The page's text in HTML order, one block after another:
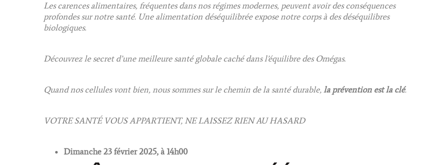
Les carences alimentaires, fréquentes dans nos régimes modernes, peuvent avoir des conséquences
profondes sur notre santé. Une alimentation déséquilibrée expose notre corps à des déséquilibres
biologiques.
Découvrez le secret d’une meilleure santé globale caché dans l’équilibre des Omégas.
Quand nos cellules vont bien, nous sommes sur le chemin de la santé durable, la prévention est la clé.
VOTRE SANTÉ VOUS APPARTIENT, NE LAISSEZ RIEN AU HASARD
Dimanche 23 février 2025, à 14h00